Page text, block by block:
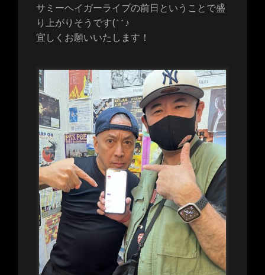
サミーヘイガーライブの前日ということで盛
り上がりそうです(^^♪
宜しくお願いいたします！